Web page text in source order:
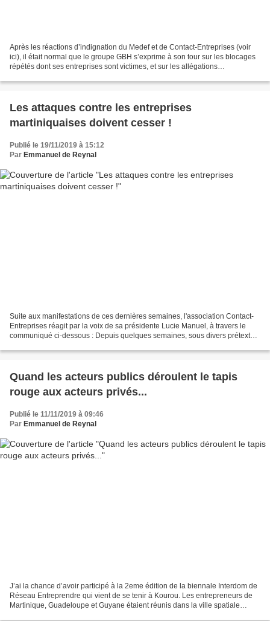
Après les réactions d’indignation du Medef et de Contact-Entreprises (voir
ici), il était normal que le groupe GBH s’exprime à son tour sur les blocages
répétés dont ses entreprises sont victimes, et sur les allégations
Les attaques contre les entreprises
martiniquaises doivent cesser !
Publié le 19/11/2019 à 15:12
Par Emmanuel de Reynal
Suite aux manifestations de ces dernières semaines, l'association Contact-
Entreprises réagit par la voix de sa présidente Lucie Manuel, à travers le
communiqué ci-dessous : Depuis quelques semaines, sous divers prétextes,
Quand les acteurs publics déroulent le tapis
rouge aux acteurs privés...
Publié le 11/11/2019 à 09:46
Par Emmanuel de Reynal
J’ai la chance d’avoir participé à la 2eme édition de la biennale Interdom de
Réseau Entreprendre qui vient de se tenir à Kourou. Les entrepreneurs de
Martinique, Guadeloupe et Guyane étaient réunis dans la ville spatiale